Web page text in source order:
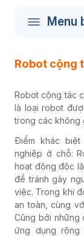
Menu
Robot cộng
Robot cộng tác
là loại robot
trong các không
Điểm khác
nghiệp ở chỗ:
hoạt động độc
để tránh gây
việc. Trong khi
an toàn, cùng
Cũng bởi những
ứng dụng rộng